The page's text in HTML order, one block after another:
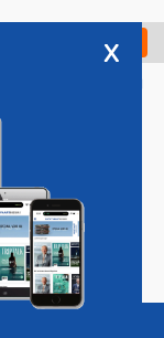
Check in
Vacatures
x